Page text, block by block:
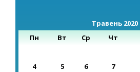
Травень 2020
Пн
Вт Ср Чт
4
5 6 7